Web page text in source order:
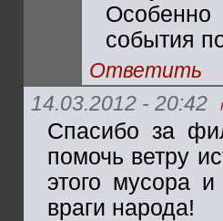
Особенно
события
Ответить
14.03.2012 - 20:42
Спасибо за
помочь ветру
этого мусора
враги народа!